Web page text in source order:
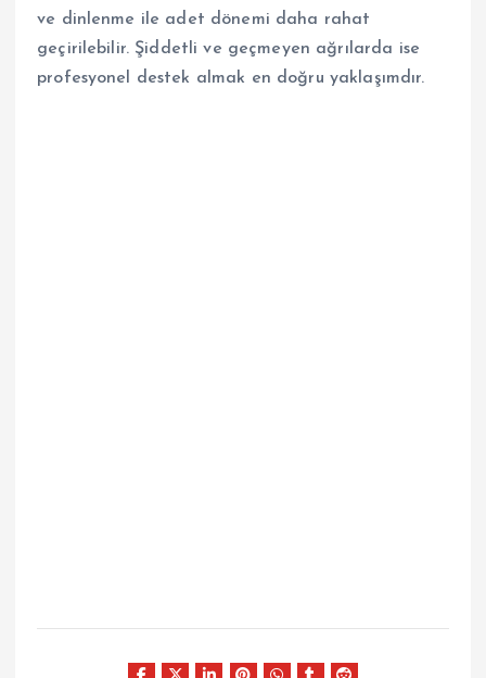
ve dinlenme ile adet dönemi daha rahat
geçirilebilir. Şiddetli ve geçmeyen ağrılarda ise
profesyonel destek almak en doğru yaklaşımdır.